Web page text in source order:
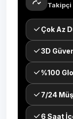
Takipçi
Çok Az
3D
%100
7/24
6 Saat